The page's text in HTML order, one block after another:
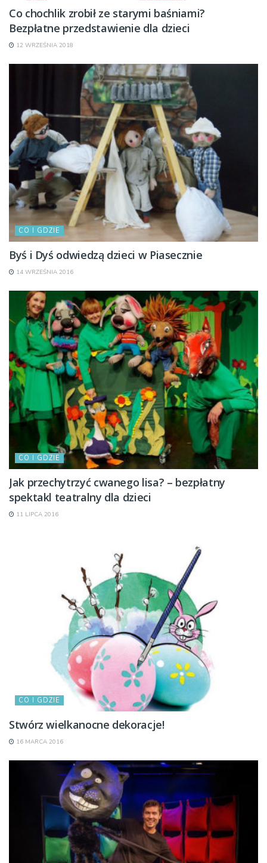
Co chochlik zrobił ze starymi baśniami?
Bezpłatne przedstawienie dla dzieci
12 WRZEŚNIA 2018
CO I GDZIE
Byś i Dyś odwiedzą dzieci w Piasecznie
14 WRZEŚNIA 2016
CO I GDZIE
Jak przechytrzyć cwanego lisa? – bezpłatny
spektakl teatralny dla dzieci
11 LIPCA 2016
CO I GDZIE
Stwórz wielkanocne dekoracje!
16 MARCA 2016